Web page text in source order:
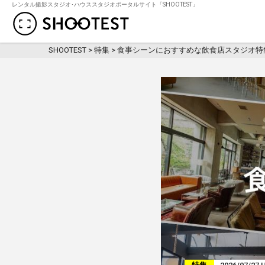
レンタル撮影スタジオ･ハウススタジオポータルサイト「SHOOTEST」
SHOOTEST > 特集 > 食事シーンにおすすめな飲食店スタジオ特